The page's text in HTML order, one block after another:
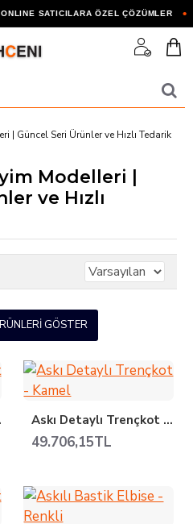
SATICILARA ÖZEL ÇÖZÜMLER
| Güncel Seri Ürünler ve Hızlı Tedarik
Modelleri |
ve Hızlı
GÖSTER
Askı Detaylı Trençkot - Kamel
49.706,15TL